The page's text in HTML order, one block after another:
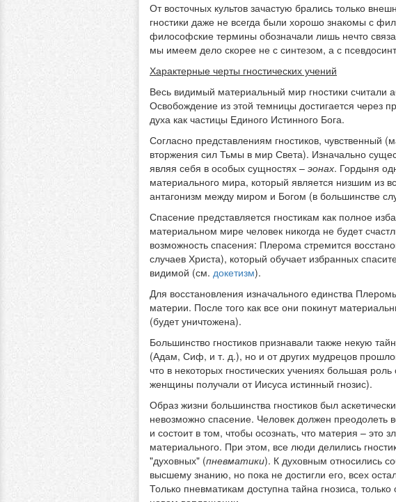
От восточных культов зачастую брались только
гностики даже не всегда были хорошо знакомы с
философские термины обозначали лишь нечто
мы имеем дело скорее не с синтезом, а с
Характерные черты гностических учений
Весь видимый материальный мир гностики
Освобождение из этой темницы достигается через
духа как частицы Единого Истинного Бога.
Согласно представлениям гностиков, чувственный
вторжения сил Тьмы в мир Света). Изначально
являя себя в особых сущностях – эонах. Гордыня
материального мира, который является низшим из
антагонизм между миром и Богом (в большинстве
Спасение представляется гностикам как полное
материальном мире человек никогда не будет
возможность спасения: Плерома стремится
случаев Христа), который обучает избранных
видимой (см. докетизм).
Для восстановления изначального единства
материи. После того как все они покинут
(будет уничтожена).
Большинство гностиков признавали также некую
(Адам, Сиф, и т. д.), но и от других мудрецов
что в некоторых гностических учениях большая
женщины получали от Иисуса истинный гнозис).
Образ жизни большинства гностиков был
невозможно спасение. Человек должен преодолеть
и состоит в том, чтобы осознать, что материя – это
материального. При этом, все люди делились
"духовных" (пневматики). К духовным относились
высшему знанию, но пока не достигли его, всех
Только пневматикам доступна тайна гнозиса,